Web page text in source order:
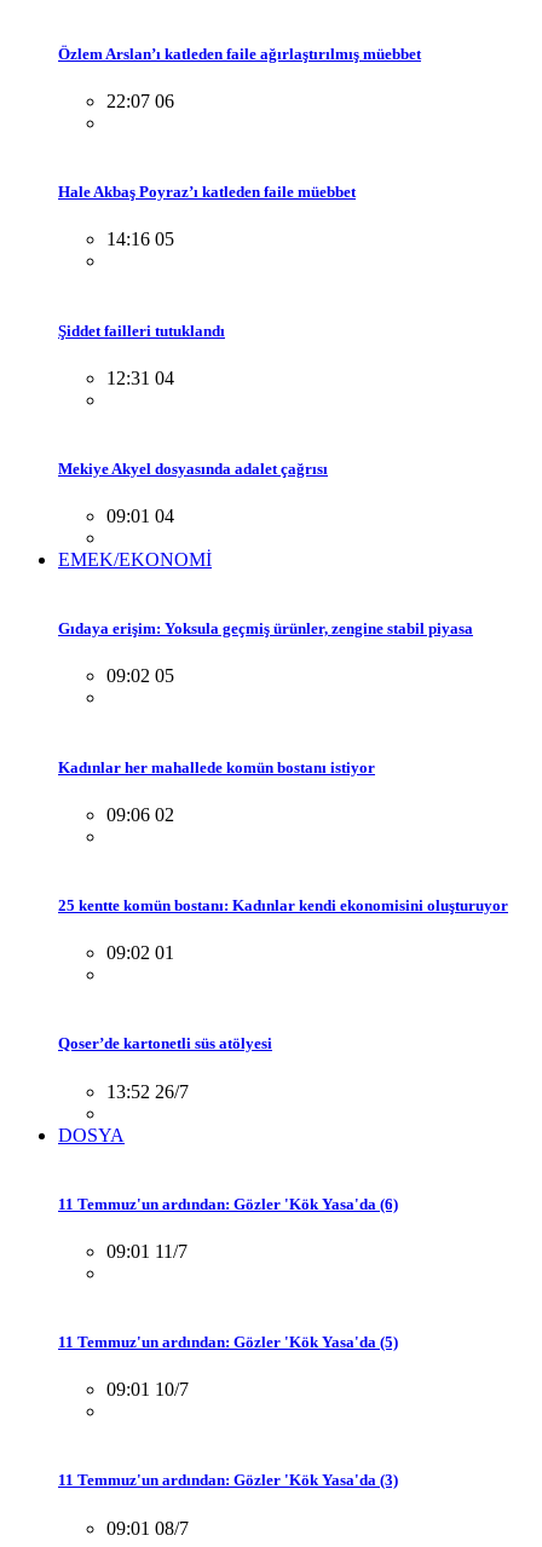
Özlem Arslan’ı katleden faile ağırlaştırılmış müebbet
22:07 06
Hale Akbaş Poyraz’ı katleden faile müebbet
14:16 05
Şiddet failleri tutuklandı
12:31 04
Mekiye Akyel dosyasında adalet çağrısı
09:01 04
EMEK/EKONOMİ
Gıdaya erişim: Yoksula geçmiş ürünler, zengine stabil piyasa
09:02 05
Kadınlar her mahallede komün bostanı istiyor
09:06 02
25 kentte komün bostanı: Kadınlar kendi ekonomisini oluşturuyor
09:02 01
Qoser’de kartonetli süs atölyesi
13:52 26/7
DOSYA
11 Temmuz'un ardından: Gözler 'Kök Yasa'da (6)
09:01 11/7
11 Temmuz'un ardından: Gözler 'Kök Yasa'da (5)
09:01 10/7
11 Temmuz'un ardından: Gözler 'Kök Yasa'da (3)
09:01 08/7